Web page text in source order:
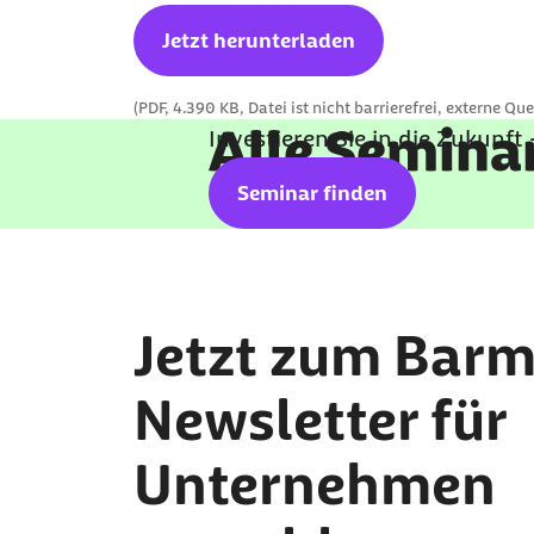
Jetzt herunterladen
(PDF, 4.390 KB, Datei ist nicht barrierefrei, externe
Alle
Investieren Sie in die
Seminar finden
Jetzt zum
Newsletter für
Unternehmen